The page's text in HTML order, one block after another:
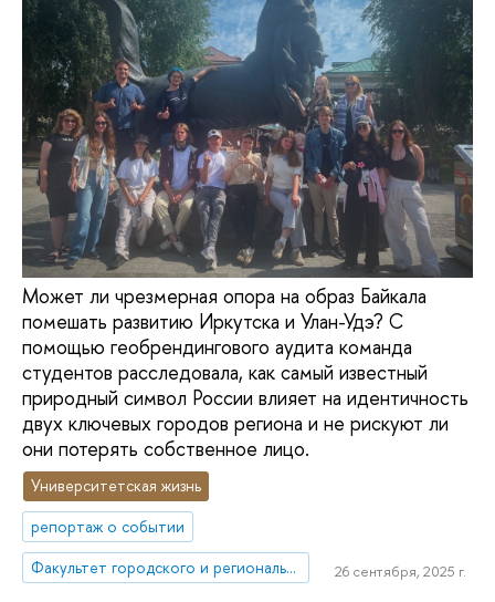
Может ли чрезмерная опора на образ Байкала
помешать развитию Иркутска и Улан-Удэ? С
помощью геобрендингового аудита команда
студентов расследовала, как самый известный
природный символ России влияет на идентичность
двух ключевых городов региона и не рискуют ли
они потерять собственное лицо.
Университетская жизнь
репортаж о событии
Факультет городского и регионального развития
26 сентября, 2025 г.